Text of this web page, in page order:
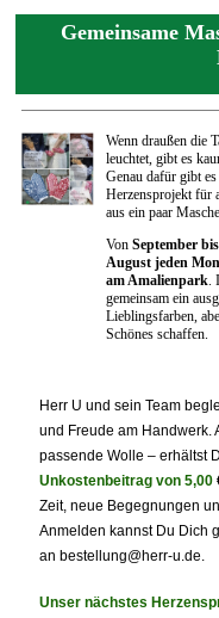
Gemeinsame
Wenn draußen die
leuchtet, gibt es
Genau dafür gibt es
Herzensprojekt für
aus ein paar
Von September
August jeden
am Amalienpark.
gemeinsam ein
Lieblingsfarben,
Schönes schaffen.
Herr U und sein Team
und Freude am Handwerk.
passende Wolle – erhältst
Unkostenbeitrag von 5,00
Zeit, neue Begegnungen
Anmelden kannst Du Dich
an bestellung@herr-u.de.
Unser nächstes